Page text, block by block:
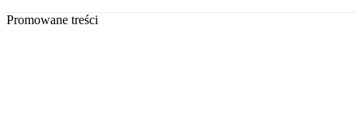
Promowane treści